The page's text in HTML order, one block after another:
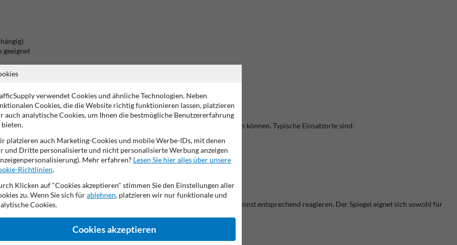
geeignet
mm
ist und sich Fahrzeuge, Personen oder Radfahrer im toten Winkel bewegen können. Typische Einsatzorte sind:
erkennst du rechtzeitig, ob sich Fahrzeuge oder Personen nähern, und kannst entsprechend reagieren. Der Spiegel eignet sich sowohl für
Bereichen.
verwendet Cookies und ähnliche Technologien. Neben
Cookies, die die Website richtig funktionieren lassen, platzieren
auch analytische Cookies, um Ihnen die bestmögliche Benutzererfahrung
bieten.
platzieren auch Marketing-Cookies und mobile Werbe-IDs, mit denen
und Dritte personalisierte und nicht personalisierte Werbung anzeigen
Mehr erfahren? Lesen Sie hier alles über unsere
Richtlinien.
Klicken auf "Cookies akzeptieren" stimmen Sie den Einstellungen aller
zu. Wenn Sie sich fürablehnen, platzieren wir nur funktionale und
Cookies.
Cookies akzeptieren